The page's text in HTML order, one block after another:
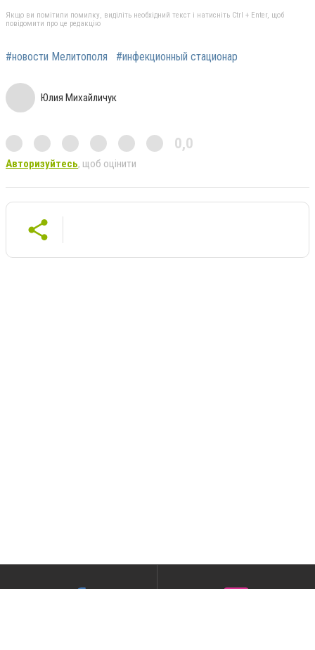
Якщо ви помітили помилку, виділіть необхідний текст і натисніть Ctrl + Enter, щоб
повідомити про це редакцію
#новости Мелитополя #инфекционный стационар
Юлия Михайличук
0,0
Авторизуйтесь, щоб оцінити